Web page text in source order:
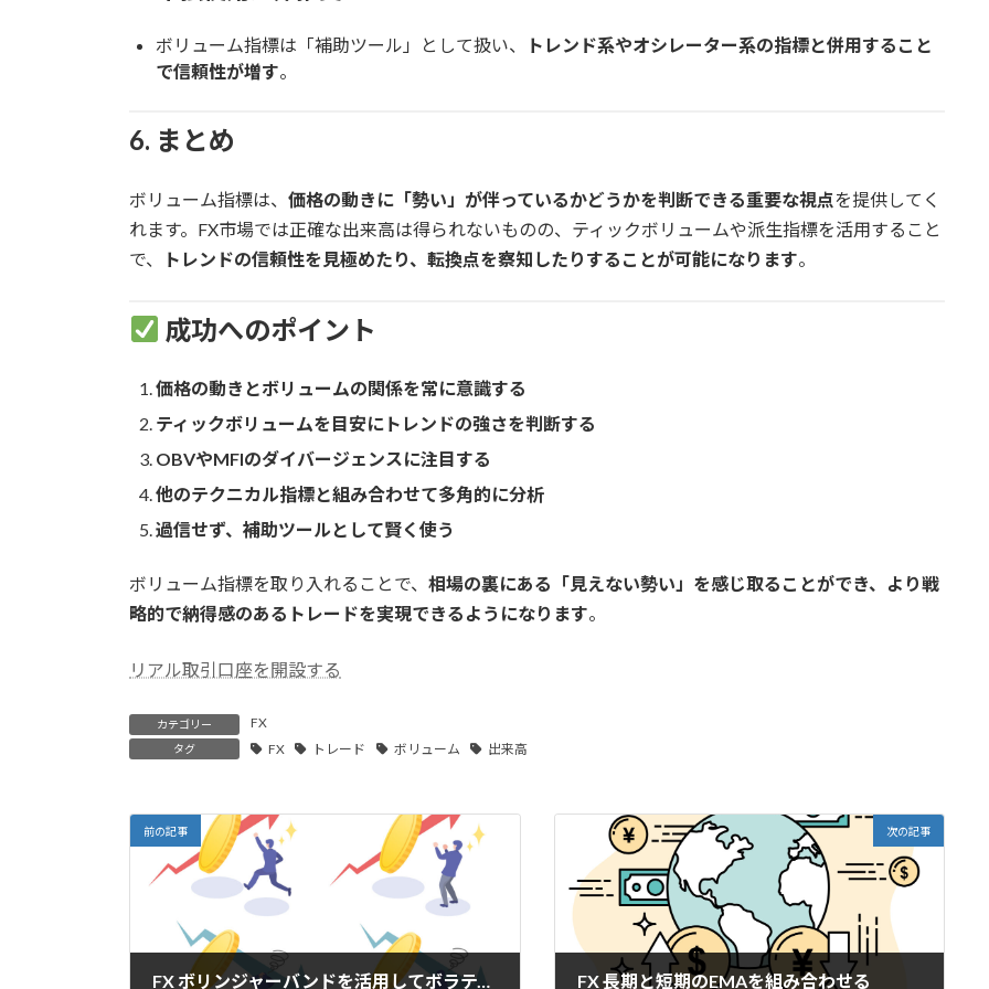
ボリューム指標は「補助ツール」として扱い、
トレンド系やオシレーター系の指標と併用すること
で信頼性が増す。
6. まとめ
ボリューム指標は、 価格の動きに「勢い」が伴っているかどうかを判断できる重要な視点を提供してく
れます。FX市場では正確な出来高は得られないものの、ティックボリュームや派生指標を活用すること
で、
トレンドの信頼性を見極めたり、転換点を察知したりすることが可能になります。
成功へのポイント
価格の動きとボリュームの関係を常に意識する
ティックボリュームを目安にトレンドの強さを判断する
OBVやMFIのダイバージェンスに注目する
他のテクニカル指標と組み合わせて多角的に分析
過信せず、補助ツールとして賢く使う
ボリューム指標を取り入れることで、 相場の裏にある「見えない勢い」を感じ取ることができ、より戦
略的で納得感のあるトレードを実現できるようになります。
リアル取引口座を開設する
カテゴリー FX
タグ FX トレード ボリューム 出来高
前の記事
FX ボリンジャーバンドを活用してボラティリティを測定する
次の記事
FX 長期と短期のEMAを組み合わせる